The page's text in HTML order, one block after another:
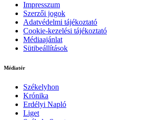
Impresszum
Szerzői jogok
Adatvédelmi tájékoztató
Cookie-kezelési tájékoztató
Médiaajánlat
Sütibeállítások
Médiatér
Székelyhon
Krónika
Erdélyi Napló
Liget